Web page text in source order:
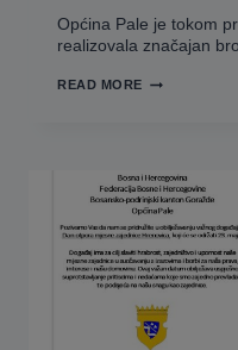
Općina Pale je tokom
realizovala značajan
READ MORE REALIZOVANI
U
2022.GODINI